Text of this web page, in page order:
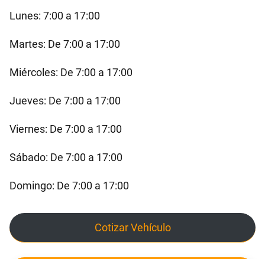
Lunes: 7:00 a 17:00
Martes: De 7:00 a 17:00
Miércoles: De 7:00 a 17:00
Jueves: De 7:00 a 17:00
Viernes: De 7:00 a 17:00
Sábado: De 7:00 a 17:00
Domingo: De 7:00 a 17:00
Cotizar Vehículo